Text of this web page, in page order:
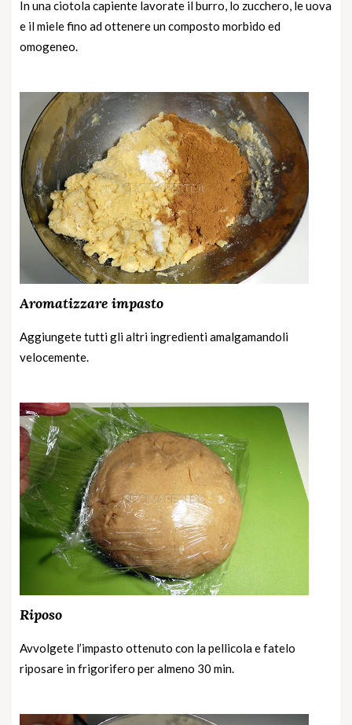
In una ciotola capiente lavorate il burro, lo zucchero, le uova
e il miele fino ad ottenere un composto morbido ed
omogeneo.
Aromatizzare impasto
Aggiungete tutti gli altri ingredienti amalgamandoli
velocemente.
Riposo
Avvolgete l’impasto ottenuto con la pellicola e fatelo
riposare in frigorifero per almeno 30 min.